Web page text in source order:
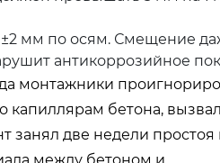
мм по осям. Смещение
антикоррозийное
монтажники
капиллярам бетона,
занял две недели простоя